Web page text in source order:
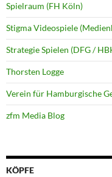
Spielraum (FH Köln)
Stigma Videospiele
Strategie Spielen (DFG /
Thorsten Logge
Verein für Hamburgische
zfm Media Blog
KÖPFE